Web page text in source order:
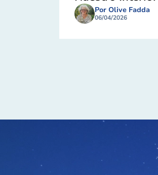
Por Olive Fadda
06/04/2026